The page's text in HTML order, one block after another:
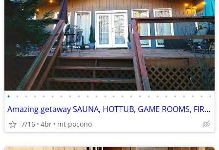
• • • • • • • • • • • • • • • • • • • • • • • •
Amazing getaway SAUNA, HOTTUB, GAME ROOMS, FIREPIT MOVIE THEATRE
7/16 4br mt pocono